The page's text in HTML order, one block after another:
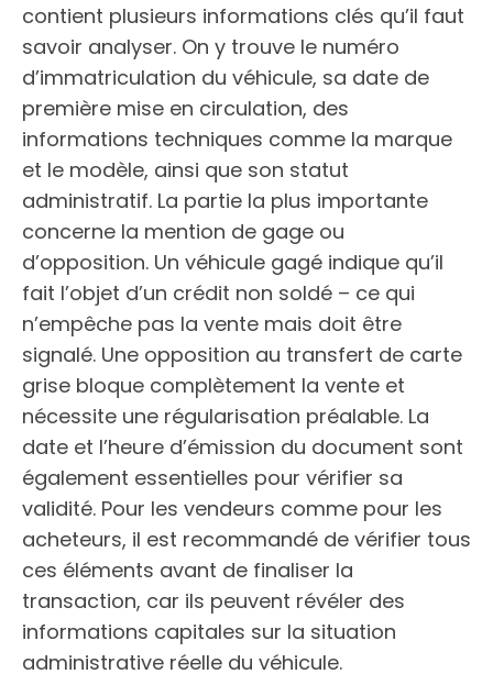
contient plusieurs informations clés qu’il faut
savoir analyser. On y trouve le numéro
d’immatriculation du véhicule, sa date de
première mise en circulation, des
informations techniques comme la marque
et le modèle, ainsi que son statut
administratif. La partie la plus importante
concerne la mention de gage ou
d’opposition. Un véhicule gagé indique qu’il
fait l’objet d’un crédit non soldé – ce qui
n’empêche pas la vente mais doit être
signalé. Une opposition au transfert de carte
grise bloque complètement la vente et
nécessite une régularisation préalable. La
date et l’heure d’émission du document sont
également essentielles pour vérifier sa
validité. Pour les vendeurs comme pour les
acheteurs, il est recommandé de vérifier tous
ces éléments avant de finaliser la
transaction, car ils peuvent révéler des
informations capitales sur la situation
administrative réelle du véhicule.